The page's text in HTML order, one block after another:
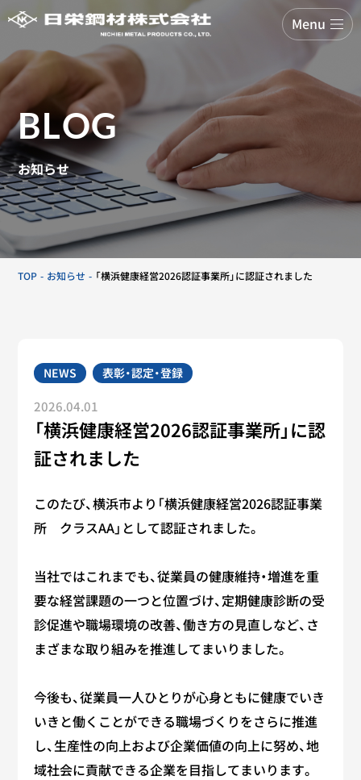
Menu
BLOG
お知らせ
TOP お知らせ 「横浜健康経営2026認証事業所」に認証されました
NEWS 表彰・認定・登録
2026.04.01
「横浜健康経営2026認証事業所」に認
証されました
このたび、横浜市より「横浜健康経営2026認証事業
所 クラスAA」として認証されました。
当社ではこれまでも、従業員の健康維持・増進を重
要な経営課題の一つと位置づけ、定期健康診断の受
診促進や職場環境の改善、働き方の見直しなど、さ
まざまな取り組みを推進してまいりました。
今後も、従業員一人ひとりが心身ともに健康でいき
いきと働くことができる職場づくりをさらに推進
し、生産性の向上および企業価値の向上に努め、地
域社会に貢献できる企業を目指してまいります。